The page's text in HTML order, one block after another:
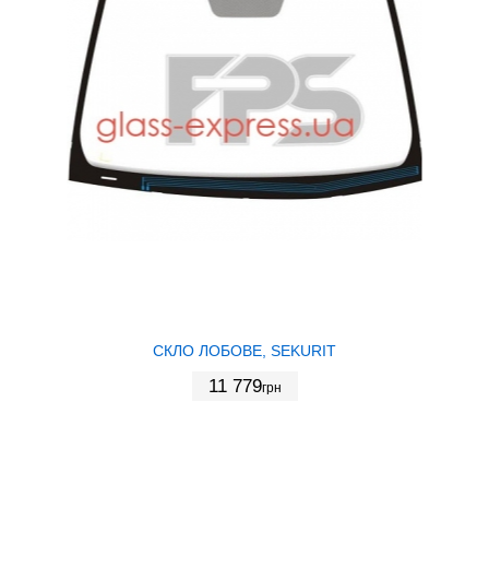
СКЛО ЛОБОВЕ, SEKURIT
11 779грн